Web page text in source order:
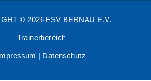
© 2026 FSV BERNAU E.V.
Trainerbereich
Impressum Datenschutz